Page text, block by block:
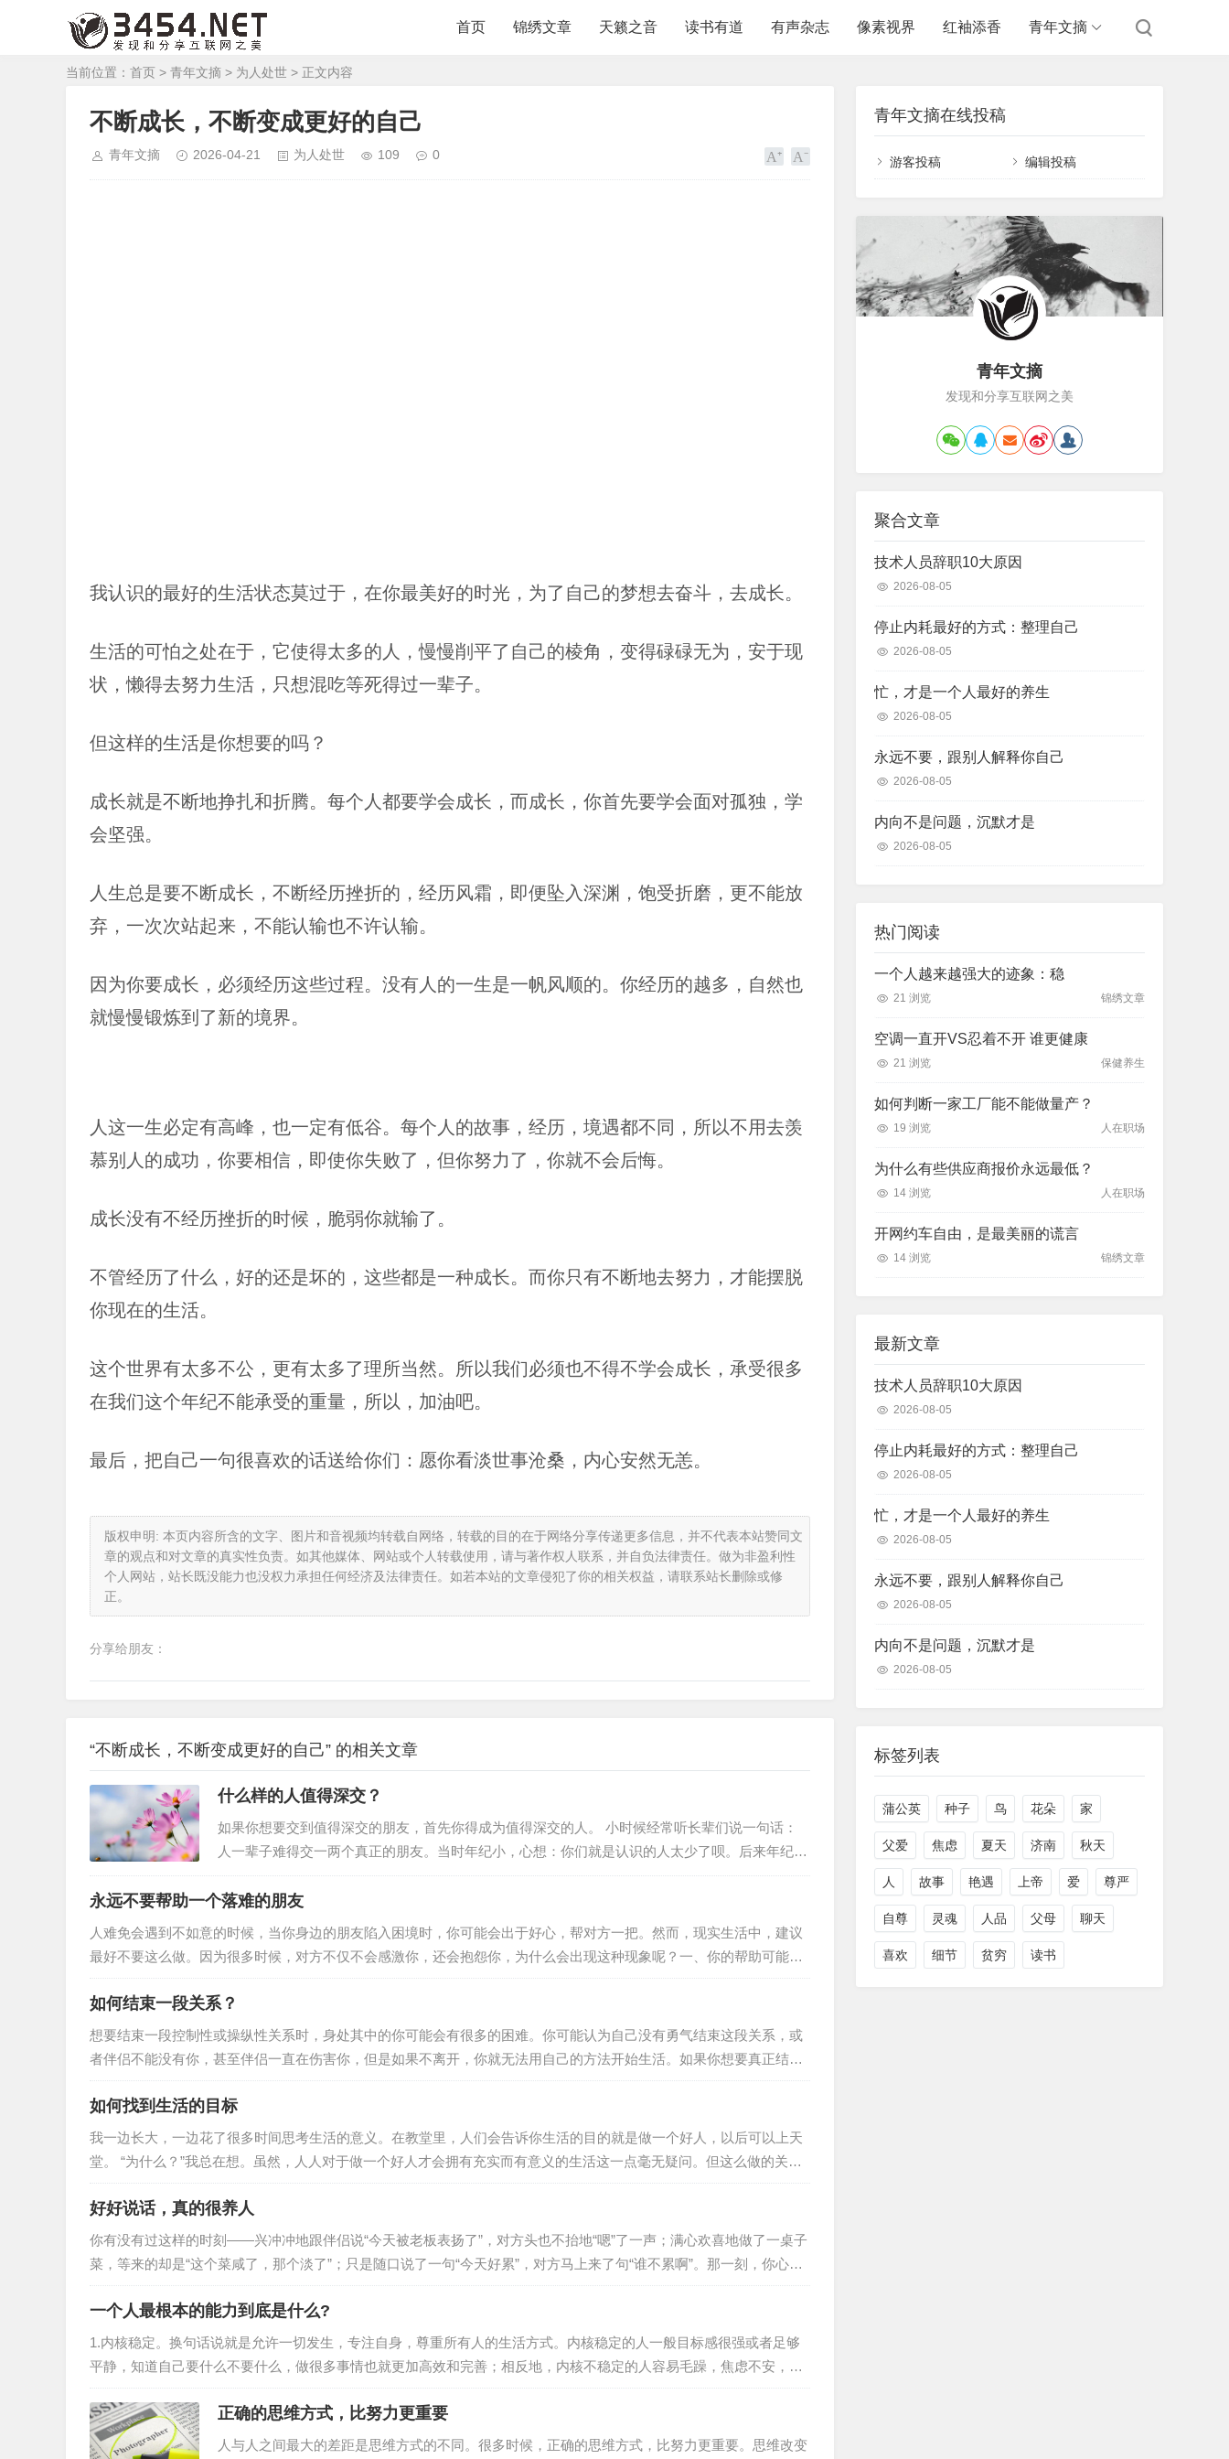
首页 锦绣文章 天籁之音 读书有道 有声杂志 像素视界 红袖添香 青年文摘
当前位置： 首页 > 青年文摘 > 为人处世 > 正文内容
不断成长，不断变成更好的自己
青年文摘 2026-04-21 为人处世 109 0
我认识的最好的生活状态莫过于，在你最美好的时光，为了自己的梦想去奋斗，去成长。
生活的可怕之处在于，它使得太多的人，慢慢削平了自己的棱角，变得碌碌无为，安于现
状，懒得去努力生活，只想混吃等死得过一辈子。
但这样的生活是你想要的吗？
成长就是不断地挣扎和折腾。每个人都要学会成长，而成长，你首先要学会面对孤独，学
会坚强。
人生总是要不断成长，不断经历挫折的，经历风霜，即便坠入深渊，饱受折磨，更不能放
弃，一次次站起来，不能认输也不许认输。
因为你要成长，必须经历这些过程。没有人的一生是一帆风顺的。你经历的越多，自然也
就慢慢锻炼到了新的境界。
人这一生必定有高峰，也一定有低谷。每个人的故事，经历，境遇都不同，所以不用去羡
慕别人的成功，你要相信，即使你失败了，但你努力了，你就不会后悔。
成长没有不经历挫折的时候，脆弱你就输了。
不管经历了什么，好的还是坏的，这些都是一种成长。而你只有不断地去努力，才能摆脱
你现在的生活。
这个世界有太多不公，更有太多了理所当然。所以我们必须也不得不学会成长，承受很多
在我们这个年纪不能承受的重量，所以，加油吧。
最后，把自己一句很喜欢的话送给你们：愿你看淡世事沧桑，内心安然无恙。
版权申明: 本页内容所含的文字、图片和音视频均转载自网络，转载的目的在于网络分享传递更多信息，并不代表本站赞同文
章的观点和对文章的真实性负责。如其他媒体、网站或个人转载使用，请与著作权人联系，并自负法律责任。做为非盈利性
个人网站，站长既没能力也没权力承担任何经济及法律责任。如若本站的文章侵犯了你的相关权益，请联系站长删除或修
正。
分享给朋友：
“不断成长，不断变成更好的自己” 的相关文章
什么样的人值得深交？
如果你想要交到值得深交的朋友，首先你得成为值得深交的人。 小时候经常听长辈们说一句话：
人一辈子难得交一两个真正的朋友。当时年纪小，心想：你们就是认识的人太少了呗。后来年纪大
一点，懂得一点人际关系的秘密，猜测他们这么说可能是想向对方表达：你这个朋友很珍贵，是一
句客气话。当经历过更多事情之后，越来越发现这句话有道理，也许人都是孤独的吧，很难向别人
真正敞开心扉。又或许，首先自己得成为值得深交的人，这样你才有机会交到更多的真朋友。什么
样的人值得深交呢？什么样的人值得深交？（深度好文）01既能共…
永远不要帮助一个落难的朋友
人难免会遇到不如意的时候，当你身边的朋友陷入困境时，你可能会出于好心，帮对方一把。然而，现实生活中，建议
最好不要这么做。因为很多时候，对方不仅不会感激你，还会抱怨你，为什么会出现这种现象呢？一、你的帮助可能起
不到什么作用，还会打击到对方的自尊心很多人在落难的时候，虽然过得很艰难，但是他们的内心其实不愿意让周围的
人看到自己的窘迫。他们宁愿自己咬咬牙挺过去，靠着自己的力量的改变现状，维护内心最后的尊严。这个时候如果你
冒然去帮助对方的话，不但没有任何效果，反而会触及他敏感的内心，让他感到自己没面子、没…
如何结束一段关系？
想要结束一段控制性或操纵性关系时，身处其中的你可能会有很多的困难。你可能认为自己没有勇气结束这段关系，或
者伴侣不能没有你，甚至伴侣一直在伤害你，但是如果不离开，你就无法用自己的方法开始生活。如果你想要真正结束
一段关系， 就要提前做好准备，执行计划并坚持到底。最重要的是树立勇气，敢于去做 01.为结束关系做准备 发现自己
处于他人控制中很多控制性或操纵性关系比理应发生的时间要长，因为被控制或操纵的人不承认关系存在任何错误。你
可能觉得伴侣只是有一点喜怒无常或者粘人，实际上，对方已经…
如何找到生活的目标
我一边长大，一边花了很多时间思考生活的意义。在教堂里，人们会告诉你生活的目的就是做一个好人，以后可以上天
堂。 “为什么？”我总在想。虽然，人人对于做一个好人才会拥有充实而有意义的生活这一点毫无疑问。但这么做的关键
是什么？你到底是为了什么而做这一切？ 为什么是一个毫无意义的问题，为了回答“为什么”，我们总要无限循环地转圈
圈，因为我们总是重复地用另一个“为什么”来回答这个“为什么”。而只有在你回答“因为这很有趣”或者“我喜欢这样”时，
问题才真正结束。 但其实，生活的目的在于享受生…
好好说话，真的很养人
你有没有过这样的时刻——兴冲冲地跟伴侣说“今天被老板表扬了”，对方头也不抬地“嗯”了一声；满心欢喜地做了一桌子
菜，等来的却是“这个菜咸了，那个淡了”；只是随口说了一句“今天好累”，对方马上来了句“谁不累啊”。那一刻，你心里
是不是像被泼了一盆冷水，所有的热情瞬间熄灭。一个家最大的内耗，不是穷，不是忙，而是不能好好说话：要么敷衍
不搭理，要么处处抬杠，要么言语里全是否定。日子久了，心就凉了；心凉了，家就散了。想要一个家越来越兴旺，好
好说话，是绕不开的一课。01好好说话，不敷衍一个家的温度藏在那些看似无…
一个人最根本的能力到底是什么?
1.内核稳定。换句话说就是允许一切发生，专注自身，尊重所有人的生活方式。内核稳定的人一般目标感很强或者足够
平静，知道自己要什么不要什么，做很多事情也就更加高效和完善；相反地，内核不稳定的人容易毛躁，焦虑不安，遇
到一点挫折，就把自己变得一蹶不振，给自己施加不必要的压力，然后让自己变得不堪重负。2.一个冷知识：屏蔽力是
一个人最顶级的能力，任何消耗你的人和事，多看一眼都是你的不对。3.很喜欢尼采的这段话：获得真正自由的方法是
要学会自我控制。如果情绪总是处于失控状态，就会被感情牵着鼻子走，丧失自由。所以…
正确的思维方式，比努力更重要
人与人之间最大的差距是思维方式的不同。很多时候，正确的思维方式，比努力更重要。思维改变
青年文摘在线投稿
游客投稿 编辑投稿
青年文摘
发现和分享互联网之美
聚合文章
技术人员辞职10大原因
2026-08-05
停止内耗最好的方式：整理自己
2026-08-05
忙，才是一个人最好的养生
2026-08-05
永远不要，跟别人解释你自己
2026-08-05
内向不是问题，沉默才是
2026-08-05
热门阅读
一个人越来越强大的迹象：稳
21 浏览 锦绣文章
空调一直开VS忍着不开 谁更健康
21 浏览 保健养生
如何判断一家工厂能不能做量产？
19 浏览 人在职场
为什么有些供应商报价永远最低？
14 浏览 人在职场
开网约车自由，是最美丽的谎言
14 浏览 锦绣文章
最新文章
技术人员辞职10大原因
2026-08-05
停止内耗最好的方式：整理自己
2026-08-05
忙，才是一个人最好的养生
2026-08-05
永远不要，跟别人解释你自己
2026-08-05
内向不是问题，沉默才是
2026-08-05
标签列表
蒲公英 种子 鸟 花朵 家
父爱 焦虑 夏天 济南 秋天
人 故事 艳遇 上帝 爱 尊严
自尊 灵魂 人品 父母 聊天
喜欢 细节 贫穷 读书